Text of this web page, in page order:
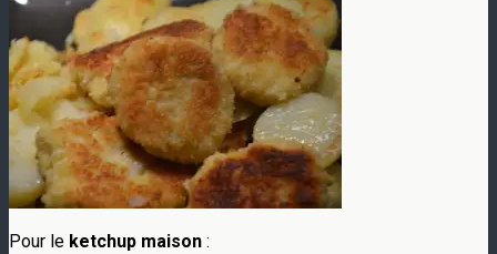
Pour le ketchup maison :